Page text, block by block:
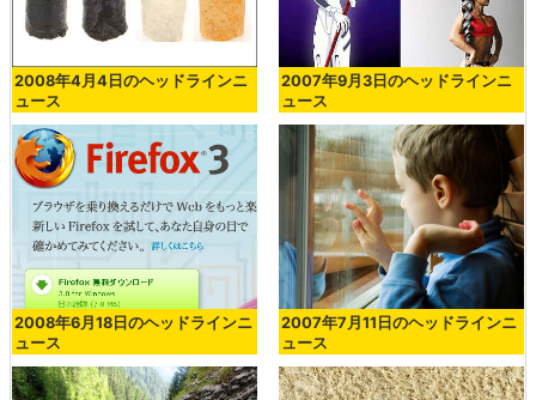
2008年4月4日のヘッドラインニ
ュース
2007年9月3日のヘッドラインニ
ュース
2008年6月18日のヘッドラインニ
ュース
2007年7月11日のヘッドラインニ
ュース